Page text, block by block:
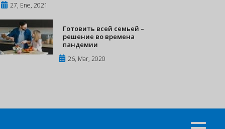
27, Ene, 2021
Готовить всей семьей –
решение во времена
пандемии
26, Mar, 2020